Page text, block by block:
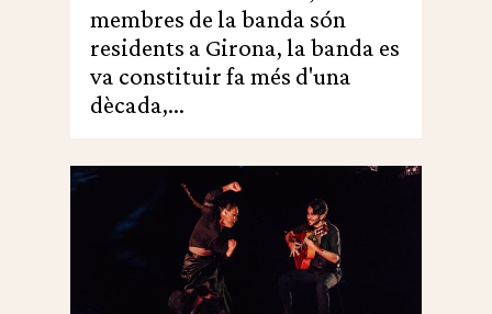
membres de la banda són
residents a Girona, la banda es
va constituir fa més d'una
dècada,...
0